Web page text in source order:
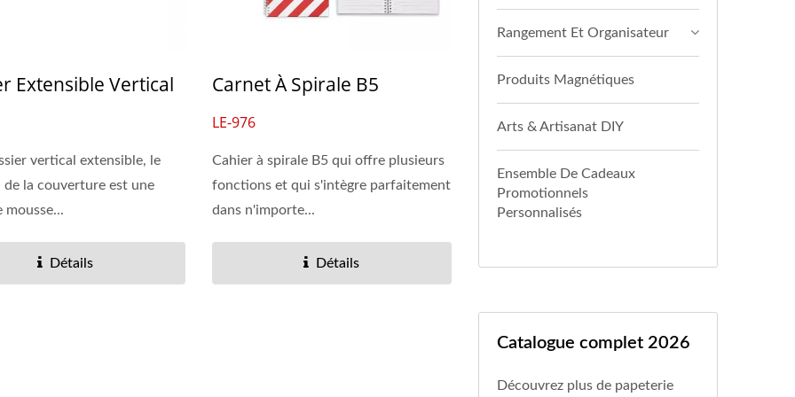
Extensible Vertical
vertical extensible, le
de la couverture est une
mousse...
Détails
Carnet À Spirale B5
LE-976
Cahier à spirale B5 qui offre plusieurs
fonctions et qui s'intègre parfaitement
dans n'importe...
Détails
Rangement Et Organisateur
Produits Magnétiques
Arts & Artisanat DIY
Ensemble De Cadeaux
Promotionnels
Personnalisés
Catalogue complet 2026
Découvrez plus de papeterie